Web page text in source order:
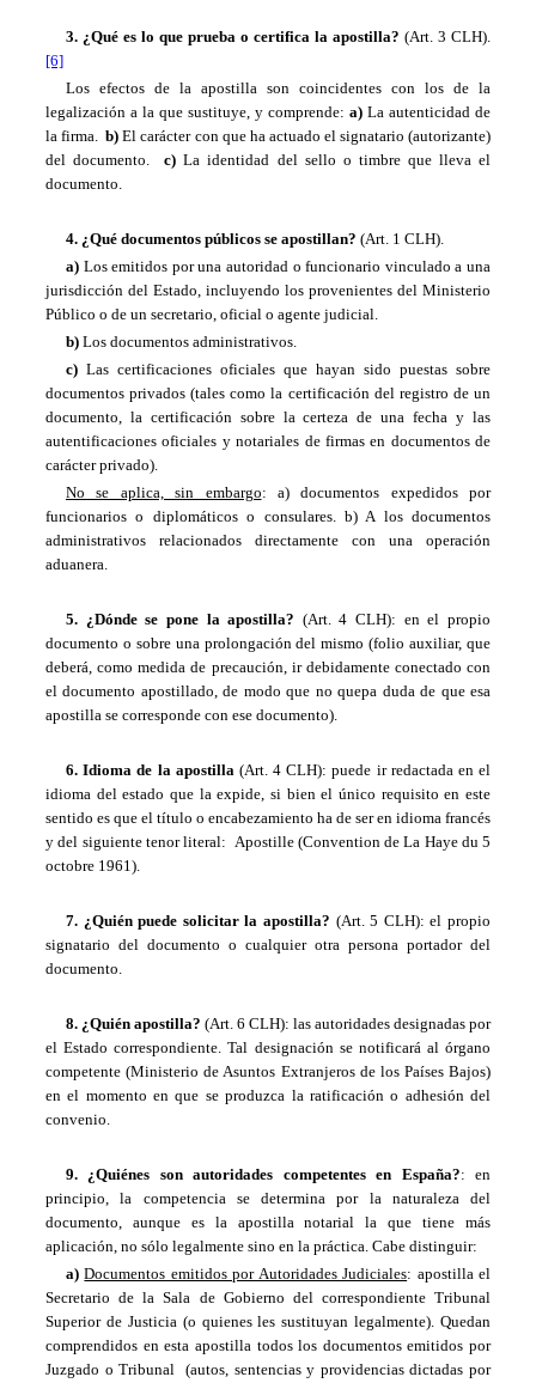
3. ¿Qué es lo que prueba o certifica la apostilla? (Art. 3 CLH).
[6]
Los efectos de la apostilla son coincidentes con los de la
legalización a la que sustituye, y comprende: a) La autenticidad de
la firma.b) El carácter con que ha actuado el signatario (autorizante)
del documento.c) La identidad del sello o timbre que lleva el
documento.
4. ¿Qué documentos públicos se apostillan? (Art. 1 CLH).
a) Los emitidos por una autoridad o funcionario vinculado a una
jurisdicción del Estado, incluyendo los provenientes del Ministerio
Público o de un secretario, oficial o agente judicial.
b) Los documentos administrativos.
c) Las certificaciones oficiales que hayan sido puestas sobre
documentos privados (tales como la certificación del registro de un
documento, la certificación sobre la certeza de una fecha y las
autentificaciones oficiales y notariales de firmas en documentos de
carácter privado).
No se aplica, sin embargo: a) documentos expedidos por
funcionarios o diplomáticos o consulares. b) A los documentos
administrativos relacionados directamente con una operación
aduanera.
5. ¿Dónde se pone la apostilla? (Art. 4 CLH): en el propio
documento o sobre una prolongación del mismo (folio auxiliar, que
deberá, como medida de precaución, ir debidamente conectado con
el documento apostillado, de modo que no quepa duda de que esa
apostilla se corresponde con ese documento).
6. Idioma de la apostilla(Art. 4 CLH): puede ir redactada en el
idioma del estado que la expide, si bien el único requisito en este
sentido es que el título o encabezamiento ha de ser en idioma francés
y del siguiente tenor literal: Apostille (Convention de La Haye du 5
octobre 1961).
7. ¿Quién puede solicitar la apostilla? (Art. 5 CLH): el propio
signatario del documento o cualquier otra persona portador del
documento.
8. ¿Quién apostilla? (Art. 6 CLH): las autoridades designadas por
el Estado correspondiente. Tal designación se notificará al órgano
competente (Ministerio de Asuntos Extranjeros de los Países Bajos)
en el momento en que se produzca la ratificación o adhesión del
convenio.
9. ¿Quiénes son autoridades competentes en España?: en
principio, la competencia se determina por la naturaleza del
documento, aunque es la apostilla notarial la que tiene más
aplicación, no sólo legalmente sino en la práctica. Cabe distinguir:
a) Documentos emitidos por Autoridades Judiciales: apostilla el
Secretario de la Sala de Gobierno del correspondiente Tribunal
Superior de Justicia (o quienes les sustituyan legalmente). Quedan
comprendidos en esta apostilla todos los documentos emitidos por
Juzgado o Tribunal (autos, sentencias y providencias dictadas por